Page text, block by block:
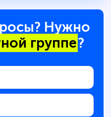
Нужно
группе?